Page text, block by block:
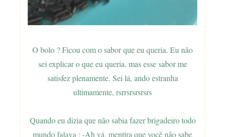
O bolo ? Ficou com o sabor que eu queria. Eu não
sei explicar o que eu queria, mas esse sabor me
satisfez plenamente. Sei lá, ando estranha
ultimamente, rsrrsrsrsrsrs
Quando eu dizia que não sabia fazer brigadeiro todo
mundo falava : -Ah vá, mentira que você não sabe